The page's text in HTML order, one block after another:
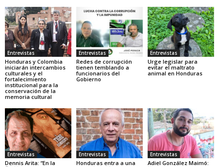
Entrevistas
Honduras y Colombia
iniciarán intercambios
culturales y el
fortalecimiento
institucional para la
conservación de la
memoria cultural
Entrevistas
Redes de corrupción
tienen temblando a
funcionarios del
Gobierno
Entrevistas
Urge legislar para
evitar el maltrato
animal en Honduras
Entrevistas
Dennis Arita: “En la
Entrevistas
Honduras entra a una
Entrevistas
Adiel González Maimó: